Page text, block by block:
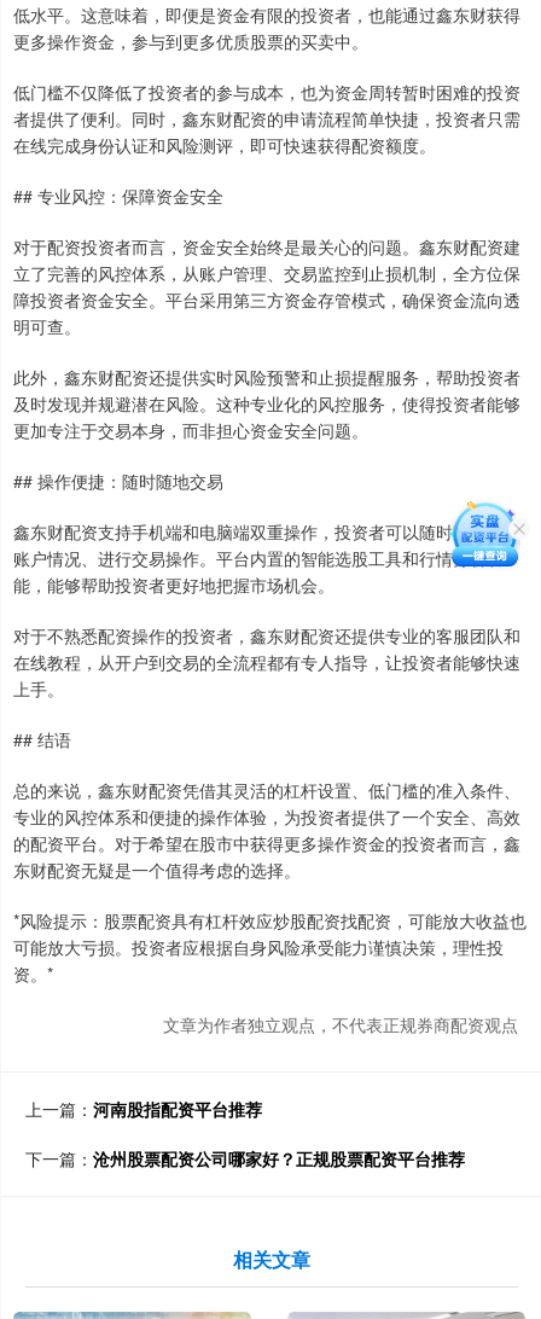
低水平。这意味着，即便是资金有限的投资者，也能通过鑫东财获得
更多操作资金，参与到更多优质股票的买卖中。
低门槛不仅降低了投资者的参与成本，也为资金周转暂时困难的投资
者提供了便利。同时，鑫东财配资的申请流程简单快捷，投资者只需
在线完成身份认证和风险测评，即可快速获得配资额度。
## 专业风控：保障资金安全
对于配资投资者而言，资金安全始终是最关心的问题。鑫东财配资建
立了完善的风控体系，从账户管理、交易监控到止损机制，全方位保
障投资者资金安全。平台采用第三方资金存管模式，确保资金流向透
明可查。
此外，鑫东财配资还提供实时风险预警和止损提醒服务，帮助投资者
及时发现并规避潜在风险。这种专业化的风控服务，使得投资者能够
更加专注于交易本身，而非担心资金安全问题。
## 操作便捷：随时随地交易
鑫东财配资支持手机端和电脑端双重操作，投资者可以随时随地查看
账户情况、进行交易操作。平台内置的智能选股工具和行情分析功
能，能够帮助投资者更好地把握市场机会。
对于不熟悉配资操作的投资者，鑫东财配资还提供专业的客服团队和
在线教程，从开户到交易的全流程都有专人指导，让投资者能够快速
上手。
## 结语
总的来说，鑫东财配资凭借其灵活的杠杆设置、低门槛的准入条件、
专业的风控体系和便捷的操作体验，为投资者提供了一个安全、高效
的配资平台。对于希望在股市中获得更多操作资金的投资者而言，鑫
东财配资无疑是一个值得考虑的选择。
*风险提示：股票配资具有杠杆效应炒股配资找配资，可能放大收益也
可能放大亏损。投资者应根据自身风险承受能力谨慎决策，理性投
资。*
文章为作者独立观点，不代表正规券商配资观点
上一篇： 河南股指配资平台推荐
下一篇： 沧州股票配资公司哪家好？正规股票配资平台推荐
相关文章